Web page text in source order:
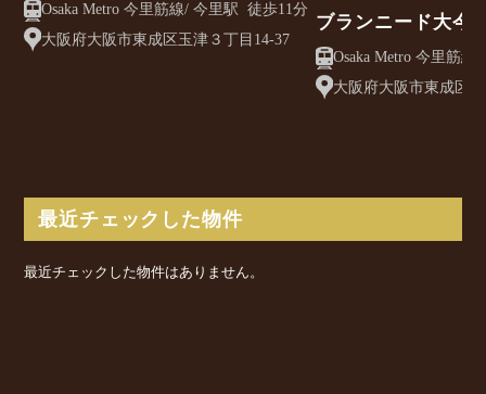
Osaka Metro 今里筋線/ 今里駅 徒歩11分
大阪府大阪市東成区玉津３丁目14-37
ブランニード大今
大阪府大阪市東成区
最近チェックした物件
最近チェックした物件はありません。